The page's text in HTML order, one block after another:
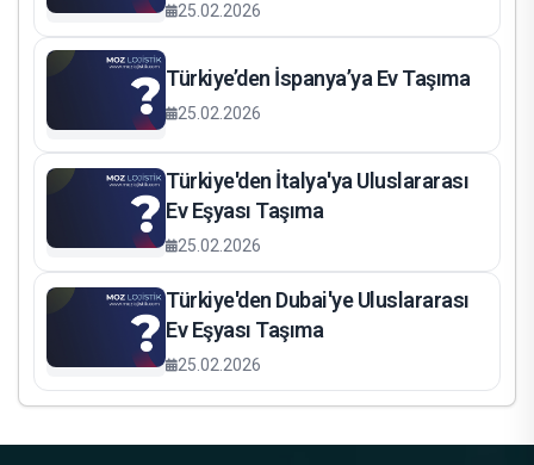
25.02.2026
Türkiye’den İspanya’ya Ev Taşıma
25.02.2026
Türkiye'den İtalya'ya Uluslararası
Ev Eşyası Taşıma
25.02.2026
Türkiye'den Dubai'ye Uluslararası
Ev Eşyası Taşıma
25.02.2026